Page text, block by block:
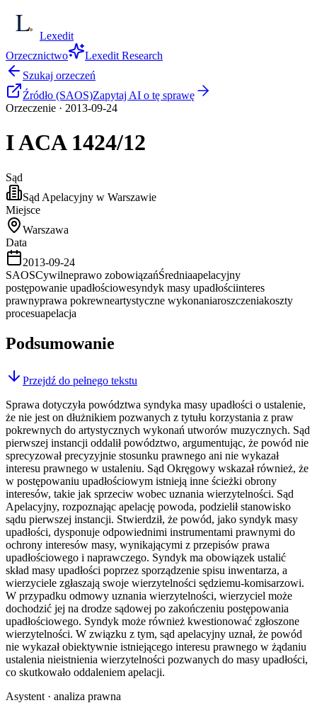
Lexedit
Orzecznictwo
Lexedit Research
Szukaj orzeczeń
Źródło (SAOS)Zapytaj AI o tę sprawę
Orzeczenie · 2013-09-24
I ACA 1424/12
Sąd
Sąd Apelacyjny w Warszawie
Miejsce
Warszawa
Data
2013-09-24
SAOSCywilneprawo zobowiązańŚredniaapelacyjny
postępowanie upadłościowesyndyk masy upadłościinteres
prawnyprawa pokrewneartystyczne wykonaniaroszczeniakoszty
procesuapelacja
Podsumowanie
Przejdź do pełnego tekstu
Sprawa dotyczyła powództwa syndyka masy upadłości o ustalenie,
że nie jest on dłużnikiem pozwanych z tytułu korzystania z praw
pokrewnych do artystycznych wykonań utworów muzycznych. Sąd
pierwszej instancji oddalił powództwo, argumentując, że powód nie
sprecyzował precyzyjnie stosunku prawnego ani nie wykazał
interesu prawnego w ustaleniu. Sąd Okręgowy wskazał również, że
w postępowaniu upadłościowym istnieją inne ścieżki obrony
interesów, takie jak sprzeciw wobec uznania wierzytelności. Sąd
Apelacyjny, rozpoznając apelację powoda, podzielił stanowisko
sądu pierwszej instancji. Stwierdził, że powód, jako syndyk masy
upadłości, dysponuje odpowiednimi instrumentami prawnymi do
ochrony interesów masy, wynikającymi z przepisów prawa
upadłościowego i naprawczego. Syndyk ma obowiązek ustalić
skład masy upadłości poprzez sporządzenie spisu inwentarza, a
wierzyciele zgłaszają swoje wierzytelności sędziemu-komisarzowi.
W przypadku odmowy uznania wierzytelności, wierzyciel może
dochodzić jej na drodze sądowej po zakończeniu postępowania
upadłościowego. Syndyk może również kwestionować zgłoszone
wierzytelności. W związku z tym, sąd apelacyjny uznał, że powód
nie wykazał obiektywnie istniejącego interesu prawnego w żądaniu
ustalenia nieistnienia wierzytelności pozwanych do masy upadłości,
co skutkowało oddaleniem apelacji.
Asystent · analiza prawna